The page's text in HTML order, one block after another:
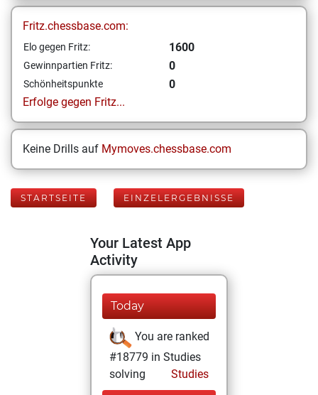
Fritz.chessbase.com:
Elo gegen Fritz: 1600
Gewinnpartien Fritz: 0
Schönheitspunkte
0
Erfolge gegen Fritz...
Keine Drills auf Mymoves.chessbase.com
STARTSEITE EINZELERGEBNISSE
Your Latest App
Activity
Today
You are ranked
#18779 in Studies
solving
Studies